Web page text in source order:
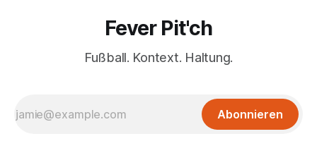
Fever Pit'ch
Fußball. Kontext. Haltung.
Abonnieren